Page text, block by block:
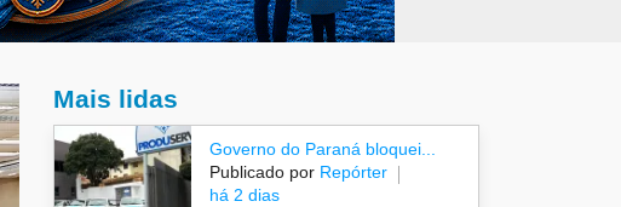
Mais lidas
Governo do Paraná bloquei...
Publicado por Repórter
há 2 dias